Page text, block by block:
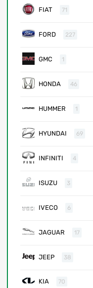
FIAT 71
FORD 227
GMC 1
HONDA 46
HUMMER 1
HYUNDAI 69
INFINITI 4
ISUZU 3
IVECO 6
JAGUAR 17
JEEP 38
KIA 70